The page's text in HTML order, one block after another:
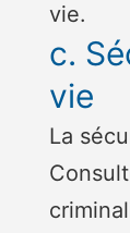
vie.
c.
vie
La